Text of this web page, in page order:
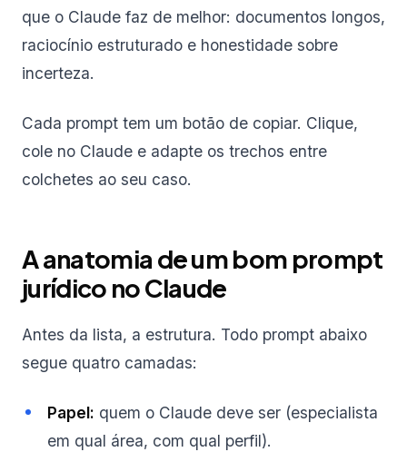
que o Claude faz de melhor: documentos longos,
raciocínio estruturado e honestidade sobre
incerteza.
Cada prompt tem um botão de copiar. Clique,
cole no Claude e adapte os trechos entre
colchetes ao seu caso.
A anatomia de um bom prompt
jurídico no Claude
Antes da lista, a estrutura. Todo prompt abaixo
segue quatro camadas:
Papel: quem o Claude deve ser (especialista
em qual área, com qual perfil).